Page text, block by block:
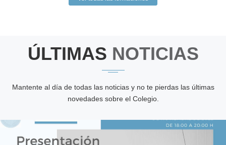
ÚLTIMAS NOTICIAS
Mantente al día de todas las noticias y no te pierdas las últimas
novedades sobre el Colegio.